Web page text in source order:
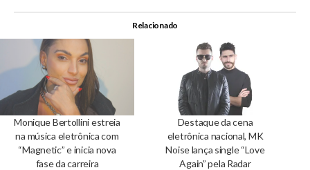
Relacionado
Monique Bertollini estreia
na música eletrônica com
“Magnetic” e inicia nova
fase da carreira
Destaque da cena
eletrônica nacional, MK
Noise lança single “Love
Again” pela Radar